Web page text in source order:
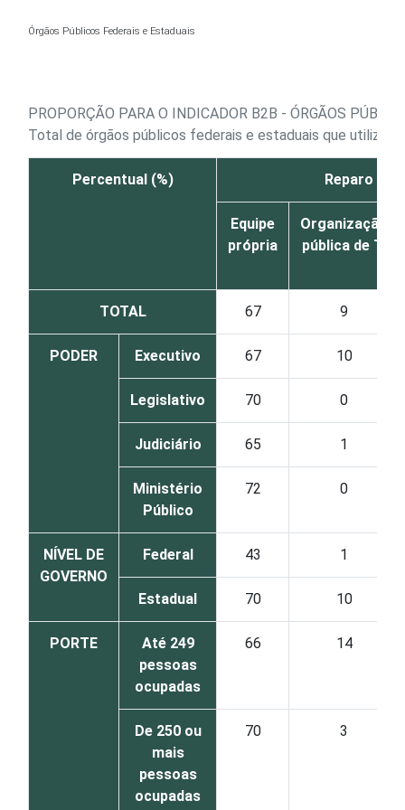
Órgãos Públicos Federais e Estaduais
PROPORÇÃO PARA O INDICADOR B2B - ÓRGÃOS
Total de órgãos públicos federais e estaduais que utilizam
Percentual (%) Reparo e
Equipe
própria
Organização
pública de TI
TOTAL 67 9
PODER Executivo 67 10
Legislativo 70 0
Judiciário 65 1
Ministério
Público
72 0
NÍVEL DE
GOVERNO
Federal 43 1
Estadual 70 10
PORTE
Até 249
pessoas
ocupadas
66 14
De 250 ou
mais
pessoas
ocupadas
70 3